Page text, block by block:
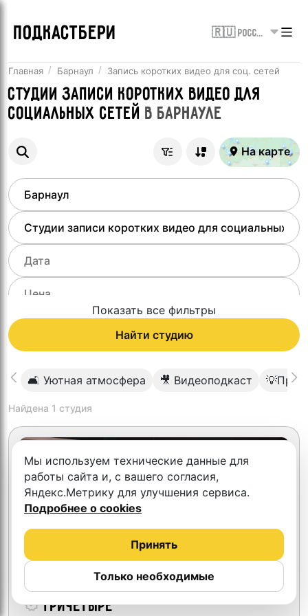
ПОДКАСТБЕРИ 🇷🇺 Россия
Главная Барнаул Запись коротких видео для соц. сетей
Студии записи коротких видео для
социальных сетей в Барнауле
На карте
Показать все фильтры
Найти студию
🛋 Уютная атмосфера 🎥 Видеоподкаст
Найдена 1 студия
триЧЕТЫРЕ
Мы используем технические данные для
работы сайта и, с вашего согласия,
Яндекс.Метрику для улучшения сервиса.
Подробнее о cookies
Только необходимые
Принять